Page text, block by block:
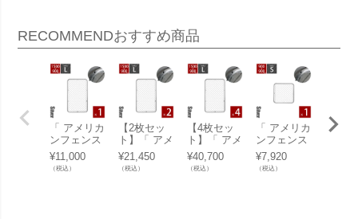
RECOMMENDおすすめ商品
「 アメリカ
ンフェンス
1500×900m
m Lサイズ
シルバー 」
¥11,000
（税込）
【2枚セッ
ト】「 アメ
リカンフェ
ンス 1500×
900mm Lサ
¥21,450
（税込）
【4枚セッ
ト】「 アメ
リカンフェ
ンス 1500×
900mm Lサ
¥40,700
（税込）
「 アメリカ
ンフェンス
900×900m
m Sサイズ
シルバー 」
¥7,920
（税込）
【2枚